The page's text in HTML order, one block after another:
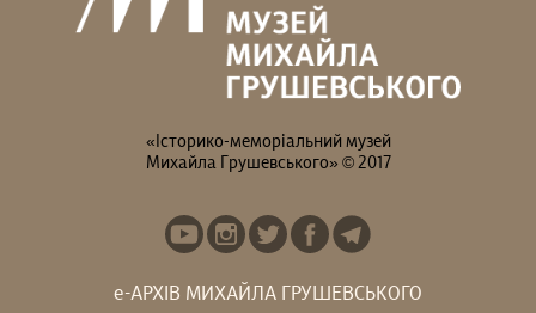
«Історико-меморіальний музей
Михайла Грушевського» © 2017
е-АРХІВ МИХАЙЛА ГРУШЕВСЬКОГО